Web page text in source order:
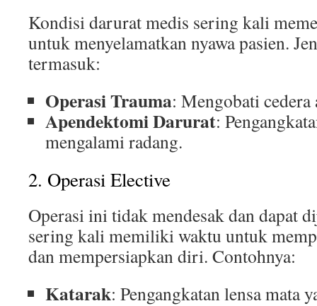
Kondisi darurat medis sering kali
untuk menyelamatkan nyawa pasien.
termasuk:
Operasi Trauma: Mengobati
Apendektomi Darurat:
mengalami radang.
2. Operasi Elective
Operasi ini tidak mendesak dan dapat
sering kali memiliki waktu untuk
dan mempersiapkan diri. Contohnya:
Katarak: Pengangkatan lensa mata